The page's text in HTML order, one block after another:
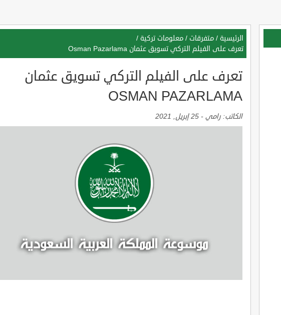
الرئيسية / متفرقات / معلومات تركية /
تعرف على الفيلم التركي تسويق عثمان Osman Pazarlama
تعرف على الفيلم التركي تسويق عثمان
OSMAN PAZARLAMA
الكاتب: رامي - 25 إبريل, 2021